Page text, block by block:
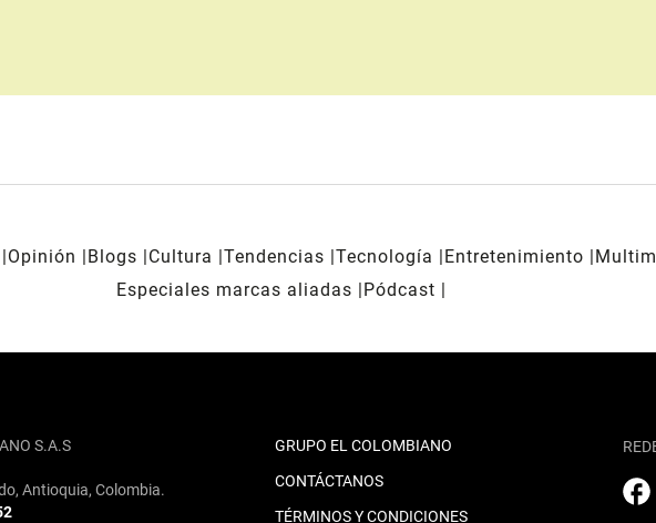
Opinión Blogs Cultura Tendencias Tecnología Entretenimiento
Especiales marcas aliadas
Pódcast
S.A.S
Antioquia, Colombia.
GRUPO EL COLOMBIANO
CONTÁCTANOS
TÉRMINOS Y CONDICIONES